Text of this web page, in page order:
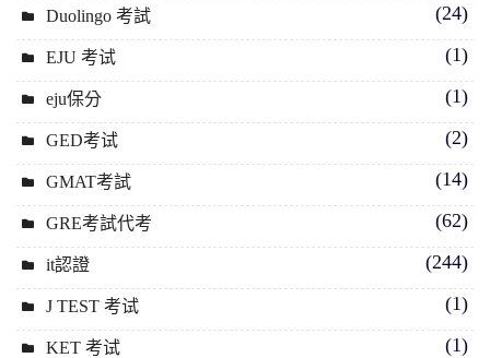
Duolingo 考試 (24)
EJU 考试 (1)
eju保分 (1)
GED考试 (2)
GMAT考試 (14)
GRE考試代考 (62)
it認證 (244)
J TEST 考试 (1)
KET 考试 (1)